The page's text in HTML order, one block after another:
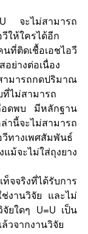
จะไม่สามารถ
ให้ใครได้อีก
ติดเชื้อเอชไอวี
ย่างต่อเนื่อง
ามารถกดปริมาณ
ที่ไม่สามารถ
อดพบ มีหลักฐาน
นี้จะไม่สามารถ
วีทางเพศสัมพันธ์
ม้จะไม่ใส่ถุงยาง
ริงที่ได้รับการ
งานวิจัย และไม่
จัยใดๆ U=U เป็น
วจากงานวิจัย